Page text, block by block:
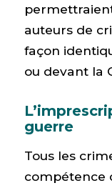
auteurs de
façon
ou devant la
guerre
Tous les
compétence